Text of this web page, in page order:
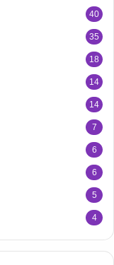
40
35
18
14
14
7
6
6
5
4